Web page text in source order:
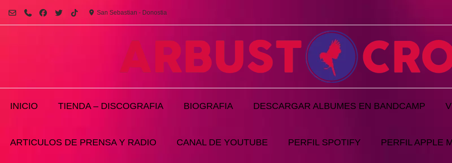
San Sebastian - Donostia
INICIO TIENDA – DISCOGRAFIA BIOGRAFIA DESCARGAR ALBUMES EN BANDCAMP
ARTICULOS DE PRENSA Y RADIO CANAL DE YOUTUBE PERFIL SPOTIFY PERFIL APPLE